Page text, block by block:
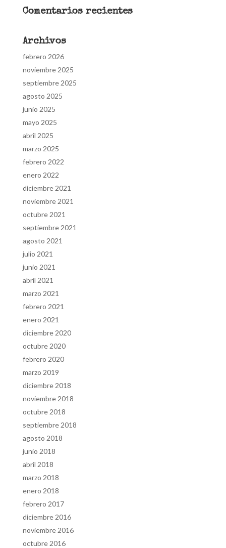
Comentarios recientes
Archivos
febrero 2026
noviembre 2025
septiembre 2025
agosto 2025
junio 2025
mayo 2025
abril 2025
marzo 2025
febrero 2022
enero 2022
diciembre 2021
noviembre 2021
octubre 2021
septiembre 2021
agosto 2021
julio 2021
junio 2021
abril 2021
marzo 2021
febrero 2021
enero 2021
diciembre 2020
octubre 2020
febrero 2020
marzo 2019
diciembre 2018
noviembre 2018
octubre 2018
septiembre 2018
agosto 2018
junio 2018
abril 2018
marzo 2018
enero 2018
febrero 2017
diciembre 2016
noviembre 2016
octubre 2016